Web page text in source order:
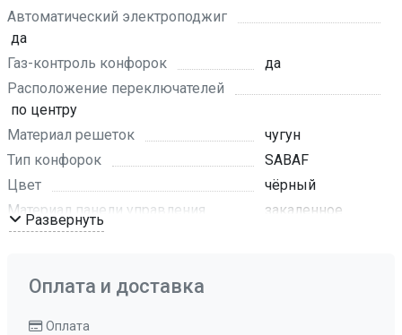
Автоматический электроподжиг
да
Газ-контроль конфорок
да
Расположение переключателей
по центру
Материал решеток
чугун
Тип конфорок
SABAF
Цвет
чёрный
Материал панели управления
закаленное
270х490
Развернуть
Оплата и доставка
Оплата